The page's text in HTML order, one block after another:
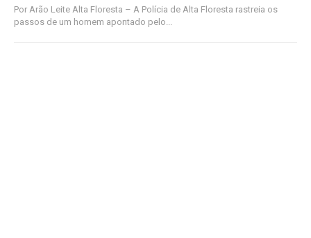
Por Arão Leite Alta Floresta – A Polícia de Alta Floresta rastreia os
passos de um homem apontado pelo...